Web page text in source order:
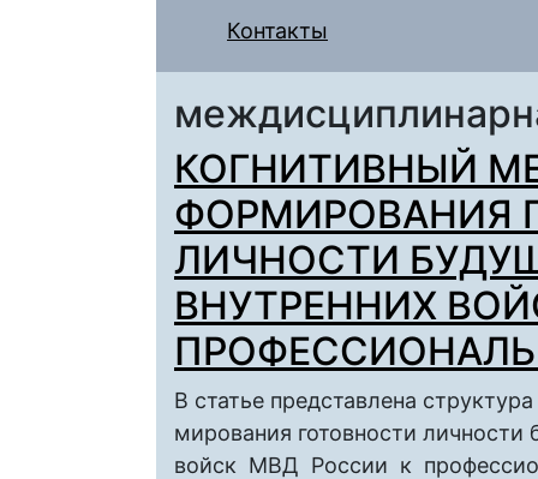
Контакты
КОГНИТИВНЫЙ
ФОРМИРОВАНИЯ
ЛИЧНОСТИ
ВНУТРЕННИХ
В статье представлена
мирования готовности
войск МВД России к